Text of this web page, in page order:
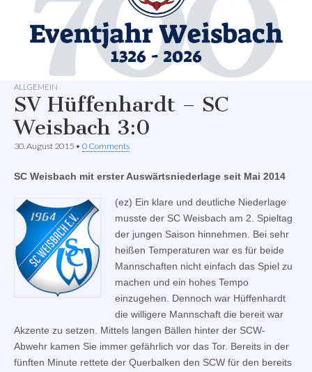
ALLGEMEIN
SV Hüffenhardt – SC
Weisbach 3:0
30. August 2015 • 0 Comments
SC Weisbach mit erster Auswärtsniederlage seit Mai 2014
(ez) Ein klare und deutliche Niederlage
musste der SC Weisbach am 2. Spieltag
der jungen Saison hinnehmen. Bei sehr
heißen Temperaturen war es für beide
Mannschaften nicht einfach das Spiel zu
machen und ein hohes Tempo
einzugehen. Dennoch war Hüffenhardt
die willigere Mannschaft die bereit war
Akzente zu setzen. Mittels langen Bällen hinter der SCW-
Abwehr kamen Sie immer gefährlich vor das Tor. Bereits in der
fünften Minute rettete der Querbalken den SCW für den bereits